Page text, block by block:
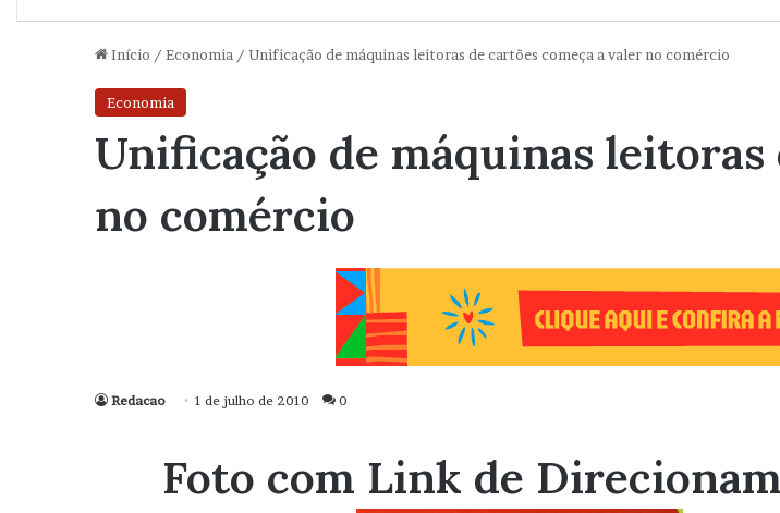
Início / Economia / Unificação de máquinas leitoras de cartões começa a valer no comércio
Economia
Unificação de máquinas
no comércio
Redacao 1 de julho de 2010 0
Foto com Link de